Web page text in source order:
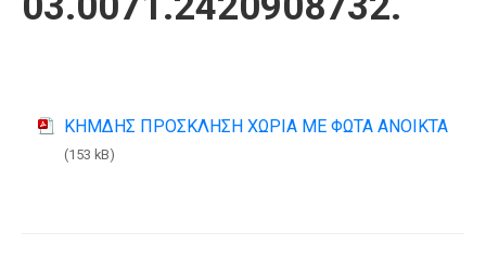
ΚΗΜΔΗΣ ΠΡΟΣΚΛΗΣΗ ΧΩΡΙΑ ΜΕ ΦΩΤΑ ΑΝΟΙΚΤΑ
(153 kB)